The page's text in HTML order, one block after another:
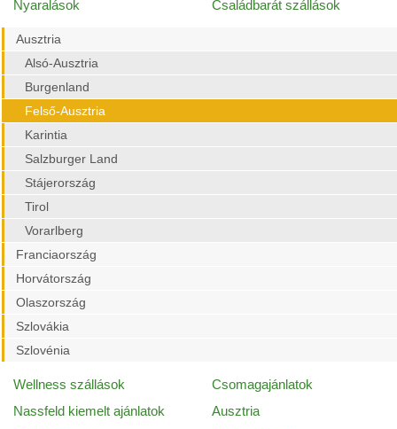
Nyaralások Családbarát szállások
Ausztria
Alsó-Ausztria
Burgenland
Felső-Ausztria
Karintia
Salzburger Land
Stájerország
Tirol
Vorarlberg
Franciaország
Horvátország
Olaszország
Szlovákia
Szlovénia
Wellness szállások
Csomagajánlatok
Nassfeld kiemelt ajánlatok
Ausztria